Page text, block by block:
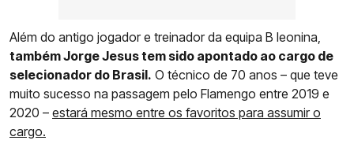
Além do antigo jogador e treinador da equipa B leonina,
também Jorge Jesus tem sido apontado ao cargo de
selecionador do Brasil. O técnico de 70 anos – que teve
muito sucesso na passagem pelo Flamengo entre 2019 e
2020 – estará mesmo entre os favoritos para assumir o
cargo.